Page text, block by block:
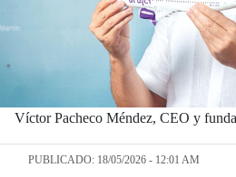
Víctor Pacheco Méndez, CEO y
PUBLICADO: 18/05/2026 - 12:01 AM